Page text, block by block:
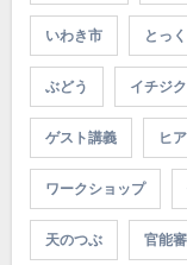
いわき市 とっ
ぶどう イチジク
ゲスト講義 ヒ
ワークショップ
天のつぶ 官能